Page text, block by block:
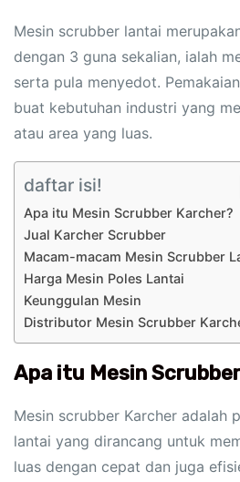
Mesin scrubber lantai
dengan 3 guna sekalian, ialah
serta pula menyedot.
buat kebutuhan industri yang
atau area yang luas.
daftar isi!
Apa itu Mesin Scrubber Karcher?
Jual Karcher Scrubber
Macam-macam Mesin Scrubber
Harga Mesin Poles Lantai
Keunggulan Mesin
Distributor Mesin Scrubber
Apa itu Mesin
Mesin scrubber Karcher adalah
lantai yang dirancang untuk
luas dengan cepat dan juga